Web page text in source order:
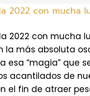
2022 con mucha
2022 con mucha
la más absoluta
esa “magia” que
acantilados de
el fin de atraer